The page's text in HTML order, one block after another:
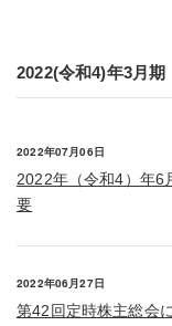
2022(令和4)年3月期
2022年07月06日
2022年（令和4）年
要
2022年06月27日
第42回定時株主総会